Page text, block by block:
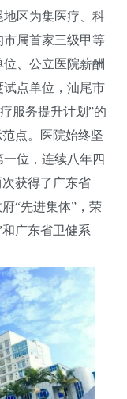
地区为集医疗、科
属首家三级甲等
、公立医院薪酬
点单位，汕尾市
服务提升计划”的
点。医院始终坚
位，连续八年四
获得了广东省
“先进集体”，荣
广东省卫健系